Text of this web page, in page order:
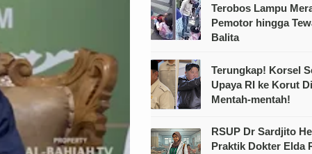
Terobos Lampu
Pemotor hingga
Balita
Terungkap! Korsel
Upaya RI ke Korut
Mentah-mentah!
RSUP Dr Sardjito
Praktik Dokter Elda